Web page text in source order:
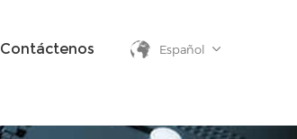
Contáctenos Español